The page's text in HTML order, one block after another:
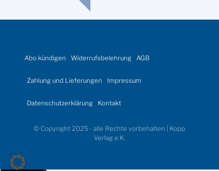
Abo kündigen Widerrufsbelehrung AGB
Zahlung und Lieferungen Impressum
Datenschutzerklärung Kontakt
© Copyright 2025 - alle Rechte vorbehalten | Kopp
Verlag e.K.